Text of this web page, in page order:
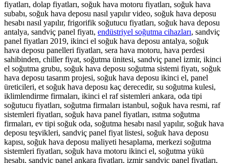
fiyatları, dolap fiyatları, soğuk hava motoru fiyatları, soğuk hava
subabı, soğuk hava deposu nasıl yapılır video, soğuk hava deposu
hesabı nasıl yapılır, frigorifik soğutucu fiyatları, soğuk hava deposu
antalya, sandviç panel fiyatı, endüstriyel soğutma cihazları, sandviç
panel fiyatları 2019, ikinci el soğuk hava deposu antalya, soğuk
hava deposu panelleri fiyatları, sera hava motoru, hava perdesi
sahibinden, chiller fiyat, soğutma ünitesi, sandviç panel izmir, ikinci
el soğutma grubu, soğuk hava deposu soğutma sistemi fiyatı, soğuk
hava deposu tasarım projesi, soğuk hava deposu ikinci el, panel
üreticileri, et soğuk hava deposu kaç derecedir, su soğutma kulesi,
iklimlendirme firmaları, ikinci el raf sistemleri ankara, oda tipi
soğutucu fiyatları, soğutma firmaları istanbul, soğuk hava resmi, raf
sistemleri fiyatları, soğuk hava panel fiyatları, ısıtma soğutma
firmaları, ev tipi soğuk oda, soğutma hesabı nasıl yapılır, soğuk hava
deposu teşvikleri, sandviç panel fiyat listesi, soğuk hava deposu
kapısı, soğuk hava deposu maliyeti hesaplama, merkezi soğutma
sistemleri fiyatları, soğuk hava motoru ikinci el, soğutma yükü
hesabı, sandviç panel ankara fiyatları, izmir sandviç panel fiyatları,